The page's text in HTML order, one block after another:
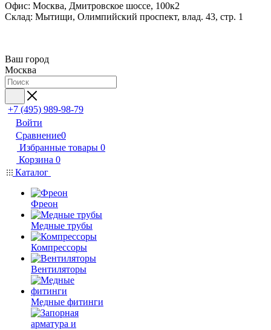
Офис: Москва, Дмитровское шоссе, 100к2
Склад: Мытищи, Олимпийский проспект, влад. 43, стр. 1
Ваш город
Москва
+7 (495) 989-98-79
Войти
Сравнение0
Избранные товары 0
Корзина 0
Каталог
Фреон
Медные трубы
Компрессоры
Вентиляторы
Медные фитинги